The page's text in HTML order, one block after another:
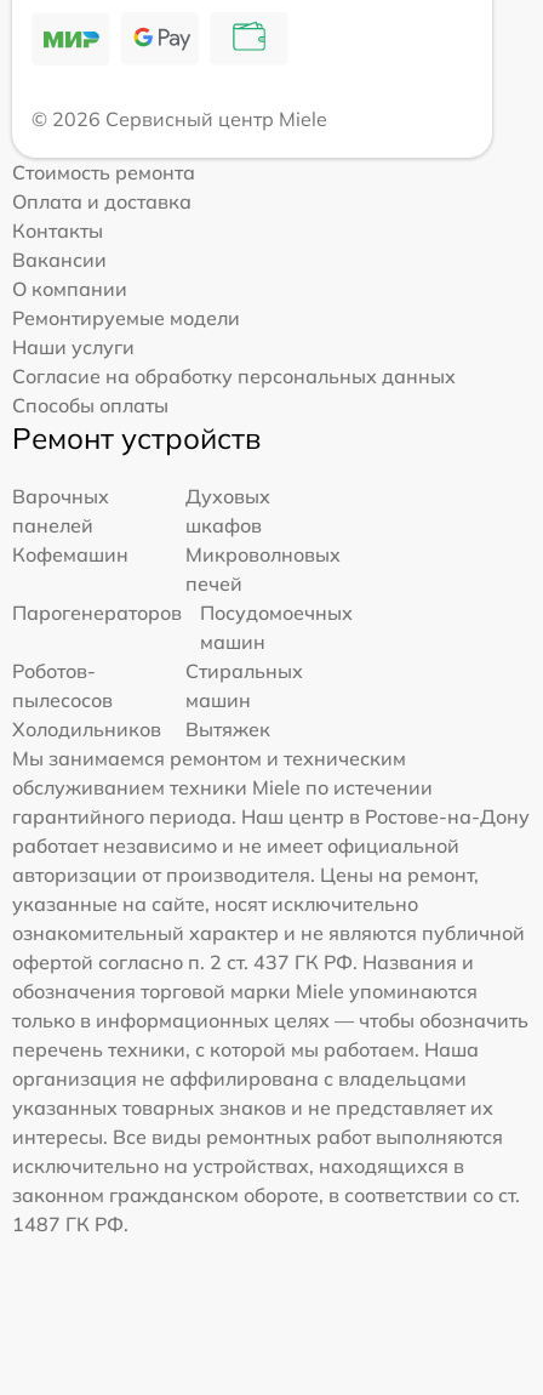
© 2026 Сервисный центр Miele
Стоимость ремонта
Оплата и доставка
Контакты
Вакансии
О компании
Ремонтируемые модели
Наши услуги
Согласие на обработку персональных данных
Способы оплаты
Ремонт устройств
Варочных
панелей
Духовых
шкафов
Кофемашин
Микроволновых
печей
Парогенераторов
Посудомоечных
машин
Роботов-
пылесосов
Стиральных
машин
Холодильников
Вытяжек
Мы занимаемся ремонтом и техническим
обслуживанием техники Miele по истечении
гарантийного периода. Наш центр в Ростове-на-Дону
работает независимо и не имеет официальной
авторизации от производителя. Цены на ремонт,
указанные на сайте, носят исключительно
ознакомительный характер и не являются публичной
офертой согласно п. 2 ст. 437 ГК РФ. Названия и
обозначения торговой марки Miele упоминаются
только в информационных целях — чтобы обозначить
перечень техники, с которой мы работаем. Наша
организация не аффилирована с владельцами
указанных товарных знаков и не представляет их
интересы. Все виды ремонтных работ выполняются
исключительно на устройствах, находящихся в
законном гражданском обороте, в соответствии со ст.
1487 ГК РФ.